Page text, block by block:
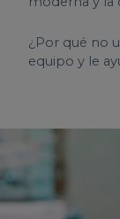
¿Por qué no
equipo y le